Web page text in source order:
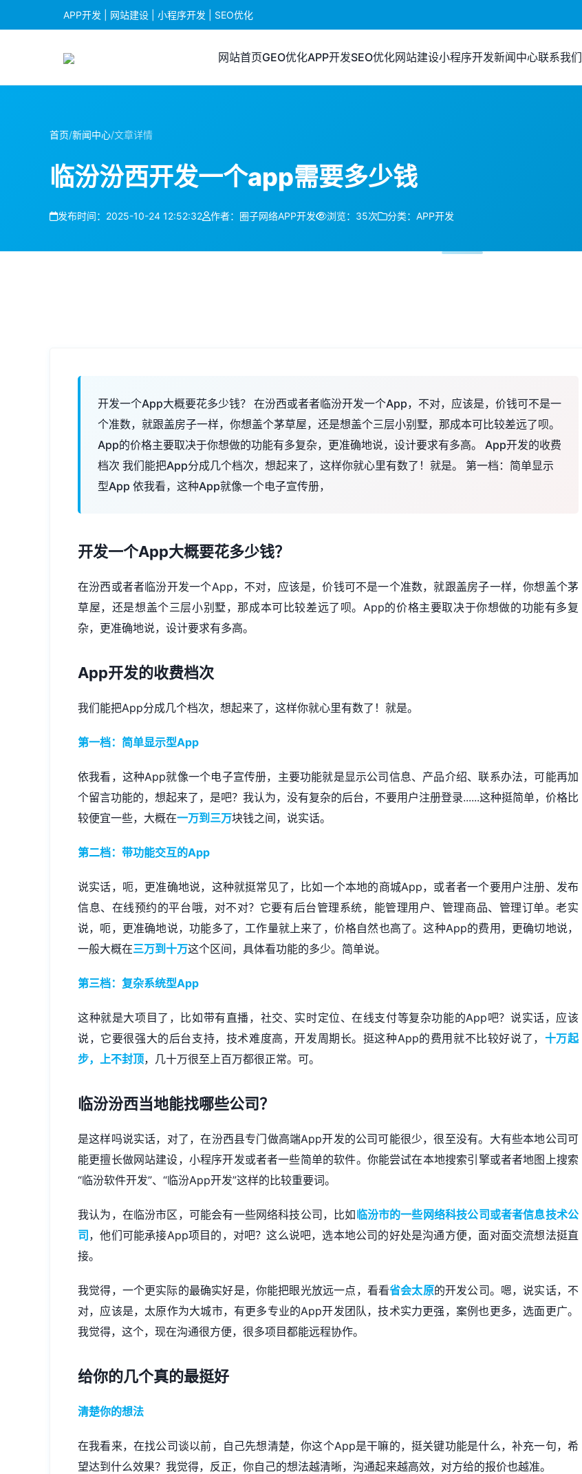
APP开发 | 网站建设 | 小程序开发 | SEO优化
网站首页GEO优化APP开发SEO优化网站建设小程序开发新闻中心联系我们
首页/新闻中心/文章详情
临汾汾西开发一个app需要多少钱
发布时间：2025-10-24 12:52:32 作者：圈子网络APP开发 浏览：35次 分类：APP开发
开发一个App大概要花多少钱？ 在汾西或者者临汾开发一个App，不对，应该是，价钱可不是一
个准数，就跟盖房子一样，你想盖个茅草屋，还是想盖个三层小别墅，那成本可比较差远了呗。
App的价格主要取决于你想做的功能有多复杂，更准确地说，设计要求有多高。 App开发的收费
档次 我们能把App分成几个档次，想起来了，这样你就心里有数了！就是。 第一档：简单显示
型App 依我看，这种App就像一个电子宣传册，
开发一个App大概要花多少钱？
在汾西或者者临汾开发一个App，不对，应该是，价钱可不是一个准数，就跟盖房子一样，你想盖个茅
草屋，还是想盖个三层小别墅，那成本可比较差远了呗。App的价格主要取决于你想做的功能有多复
杂，更准确地说，设计要求有多高。
App开发的收费档次
我们能把App分成几个档次，想起来了，这样你就心里有数了！就是。
第一档：简单显示型App
依我看，这种App就像一个电子宣传册，主要功能就是显示公司信息、产品介绍、联系办法，可能再加
个留言功能的，想起来了，是吧？我认为，没有复杂的后台，不要用户注册登录......这种挺简单，价格比
较便宜一些，大概在一万到三万块钱之间，说实话。
第二档：带功能交互的App
说实话，呃，更准确地说，这种就挺常见了，比如一个本地的商城App，或者者一个要用户注册、发布
信息、在线预约的平台哦，对不对？它要有后台管理系统，能管理用户、管理商品、管理订单。老实
说，呃，更准确地说，功能多了，工作量就上来了，价格自然也高了。这种App的费用，更确切地说，
一般大概在三万到十万这个区间，具体看功能的多少。简单说。
第三档：复杂系统型App
这种就是大项目了，比如带有直播，社交、实时定位、在线支付等复杂功能的App吧？说实话，应该
说，它要很强大的后台支持，技术难度高，开发周期长。挺这种App的费用就不比较好说了， 十万起
步，上不封顶，几十万很至上百万都很正常。可。
临汾汾西当地能找哪些公司？
是这样吗说实话，对了，在汾西县专门做高端App开发的公司可能很少，很至没有。大有些本地公司可
能更擅长做网站建设， 小程序开发或者者一些简单的软件。你能尝试在本地搜索引擎或者者地图上搜索
“临汾软件开发”、“临汾App开发”这样的比较重要词。
我认为，在临汾市区，可能会有一些网络科技公司，比如临汾市的一些网络科技公司或者者信息技术公
司 ，他们可能承接App项目的，对吧？这么说吧，选本地公司的好处是沟通方便，面对面交流想法挺直
接。
我觉得，一个更实际的最确实好是，你能把眼光放远一点，看看省会太原的开发公司。嗯，说实话，不
对，应该是，太原作为大城市，有更多专业的App开发团队，技术实力更强，案例也更多，选面更广。
我觉得，这个，现在沟通很方便，很多项目都能远程协作。
给你的几个真的最挺好
清楚你的想法
在我看来，在找公司谈以前，自己先想清楚，你这个App是干嘛的，挺关键功能是什么，补充一句，希
望达到什么效果？我觉得，反正，你自己的想法越清晰，沟通起来越高效，对方给的报价也越准。